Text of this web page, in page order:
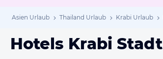
Asien Urlaub Thailand Urlaub Krabi Urlaub
Hotels Krabi Stadt